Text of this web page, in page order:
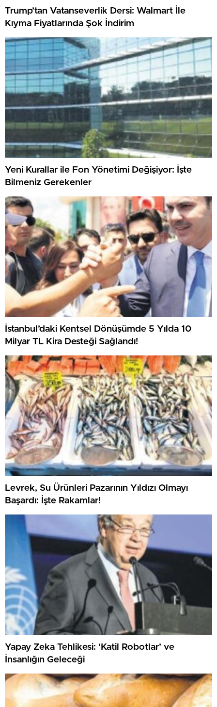
Trump’tan Vatanseverlik Dersi: Walmart İle
Kıyma Fiyatlarında Şok İndirim
Yeni Kurallar ile Fon Yönetimi Değişiyor: İşte
Bilmeniz Gerekenler
İstanbul’daki Kentsel Dönüşümde 5 Yılda 10
Milyar TL Kira Desteği Sağlandı!
Levrek, Su Ürünleri Pazarının Yıldızı Olmayı
Başardı: İşte Rakamlar!
Yapay Zeka Tehlikesi: ‘Katil Robotlar’ ve
İnsanlığın Geleceği